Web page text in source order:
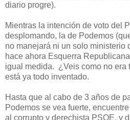
diario progre).
Mientras la intención de voto del
desplomando, la de Podemos
no manejará ni un solo ministerio
hace ahora Esquerra
igual medida. ¿Veis como no
está ya todo inventado.
Hasta que al cabo de 3 años de
Podemos se vea fuerte,
al corrupto y derechista PSOE, y